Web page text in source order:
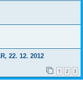
22. 12. 2012
1 2 3